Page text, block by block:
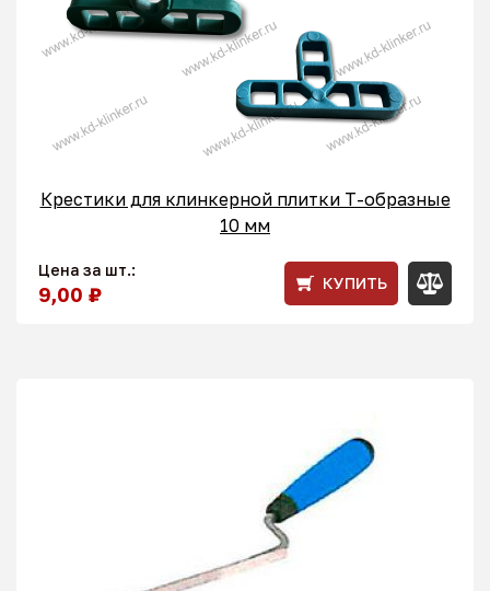
Крестики для клинкерной плитки T-образные
10 мм
Цена за шт.:
9,00 ₽ КУПИТЬ